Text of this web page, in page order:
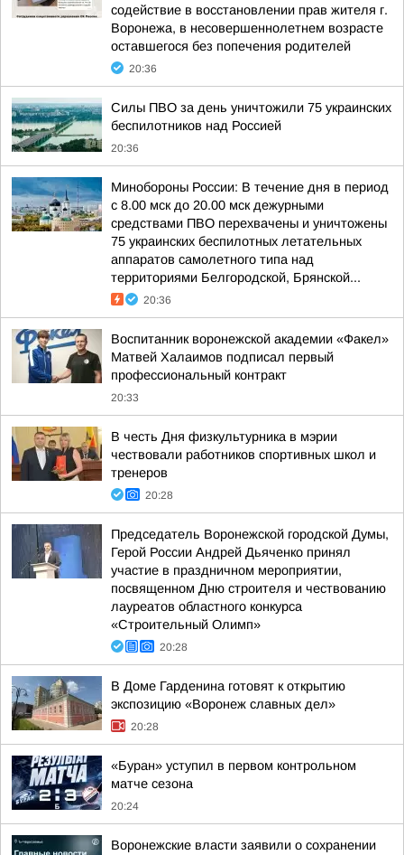
содействие в восстановлении прав жителя г.
Воронежа, в несовершеннолетнем возрасте
оставшегося без попечения родителей
20:36
Силы ПВО за день уничтожили 75 украинских
беспилотников над Россией
20:36
Минобороны России: В течение дня в период
с 8.00 мск до 20.00 мск дежурными
средствами ПВО перехвачены и уничтожены
75 украинских беспилотных летательных
аппаратов самолетного типа над
территориями Белгородской, Брянской...
20:36
Воспитанник воронежской академии «Факел»
Матвей Халаимов подписал первый
профессиональный контракт
20:33
В честь Дня физкультурника в мэрии
чествовали работников спортивных школ и
тренеров
20:28
Председатель Воронежской городской Думы,
Герой России Андрей Дьяченко принял
участие в праздничном мероприятии,
посвященном Дню строителя и чествованию
лауреатов областного конкурса
«Строительный Олимп»
20:28
В Доме Гарденина готовят к открытию
экспозицию «Воронеж славных дел»
20:28
«Буран» уступил в первом контрольном
матче сезона
20:24
Воронежские власти заявили о сохранении